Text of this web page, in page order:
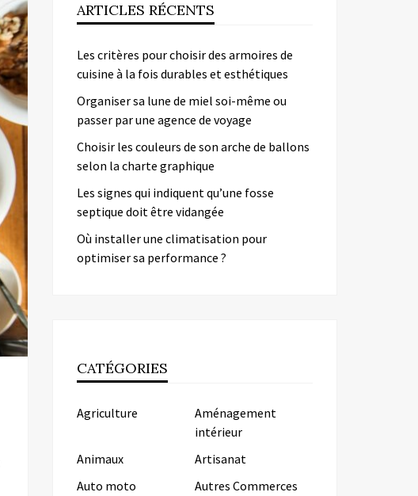
ARTICLES RÉCENTS
Les critères pour choisir des armoires de
cuisine à la fois durables et esthétiques
Organiser sa lune de miel soi-même ou
passer par une agence de voyage
Choisir les couleurs de son arche de ballons
selon la charte graphique
Les signes qui indiquent qu’une fosse
septique doit être vidangée
Où installer une climatisation pour
optimiser sa performance ?
CATÉGORIES
Agriculture
Aménagement
intérieur
Animaux
Artisanat
Auto moto
Autres Commerces